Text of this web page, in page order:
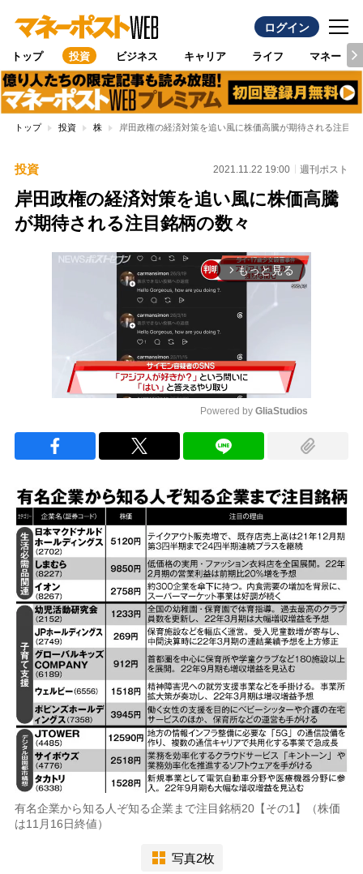
ログイン
トップ 投資 ビジネス キャリア ライフ マネー
トップ 投資 株 岸田政権の経済対策を追い風に株価高騰が期待される注目銘
投資 2021.11.22 19:00 週刊ポスト
岸田政権の経済対策を追い風に株価高騰
が期待される注目銘柄の数々
arrow_forward_ios もっと見る
Powered by GliaStudios
有名企業から知る人ぞ知る企業まで注目銘柄20【その1】（株価
は11月16日終値）
写真2枚